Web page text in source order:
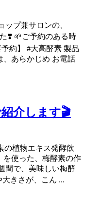
ップ兼サロンの、
❣️ 🌱ご予約のある時
約】 #大高酵素 製品
、あらかじめ お電話
介します🎬
の植物エキス発酵飲
を使った、梅酵素の作
間で、美味しい梅酵
きさが、こん ...